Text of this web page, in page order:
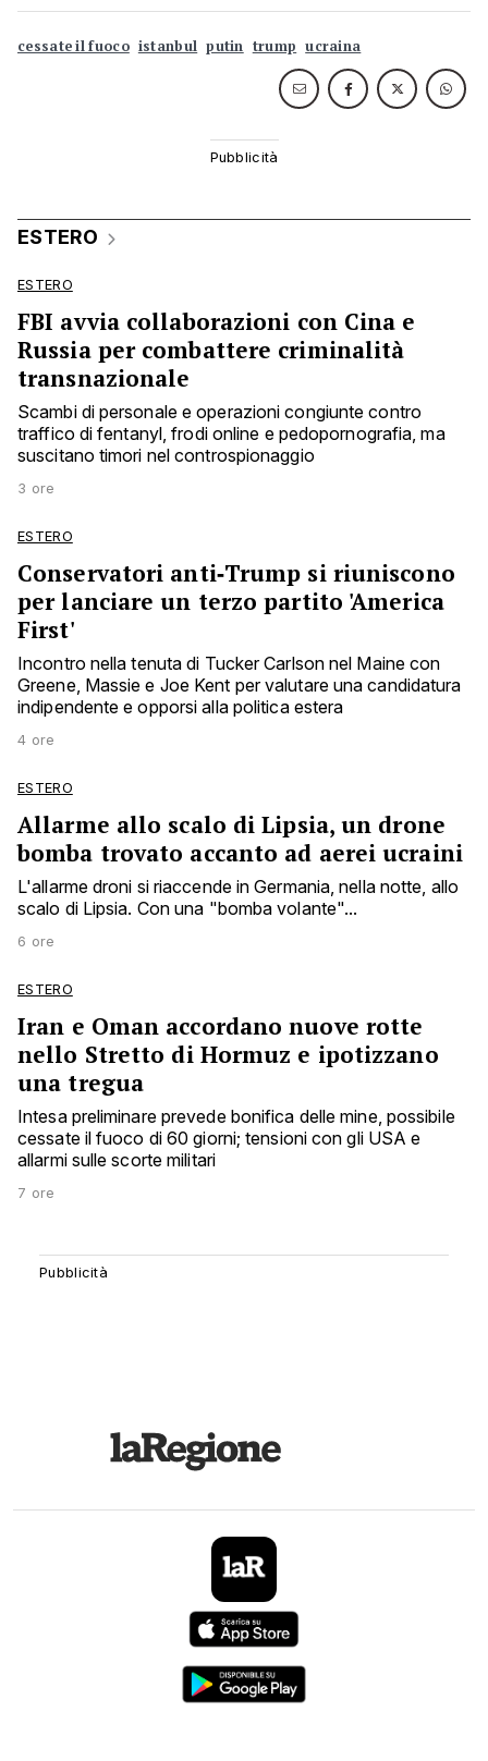
cessate il fuoco istanbul putin trump ucraina
ESTERO
ESTERO
FBI avvia collaborazioni con Cina e
Russia per combattere criminalità
transnazionale
Scambi di personale e operazioni congiunte contro
traffico di fentanyl, frodi online e pedopornografia, ma
suscitano timori nel controspionaggio
3 ore
ESTERO
Conservatori anti‑Trump si riuniscono
per lanciare un terzo partito 'America
First'
Incontro nella tenuta di Tucker Carlson nel Maine con
Greene, Massie e Joe Kent per valutare una candidatura
indipendente e opporsi alla politica estera
4 ore
ESTERO
Allarme allo scalo di Lipsia, un drone
bomba trovato accanto ad aerei ucraini
L'allarme droni si riaccende in Germania, nella notte, allo
scalo di Lipsia. Con una "bomba volante"...
6 ore
ESTERO
Iran e Oman accordano nuove rotte
nello Stretto di Hormuz e ipotizzano
una tregua
Intesa preliminare prevede bonifica delle mine, possibile
cessate il fuoco di 60 giorni; tensioni con gli USA e
allarmi sulle scorte militari
7 ore